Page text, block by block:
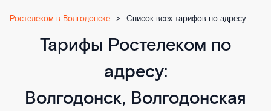
Ростелеком в Волгодонске > Список всех тарифов по адресу
Тарифы Ростелеком по
адресу:
Волгодонск, Волгодонская